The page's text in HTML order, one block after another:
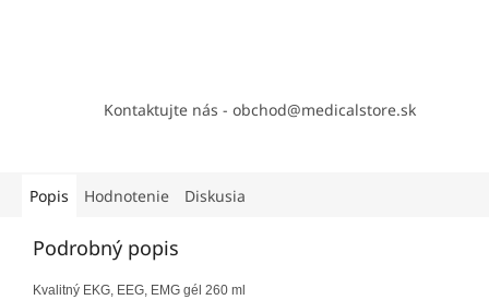
Kontaktujte nás - obchod@medicalstore.sk
Popis Hodnotenie Diskusia
Podrobný popis
Kvalitný EKG, EEG, EMG gél 260 ml